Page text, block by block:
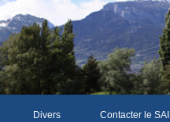
Divers Contacter le SAI